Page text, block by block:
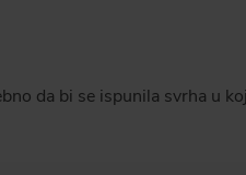
da bi se ispunila svrha u